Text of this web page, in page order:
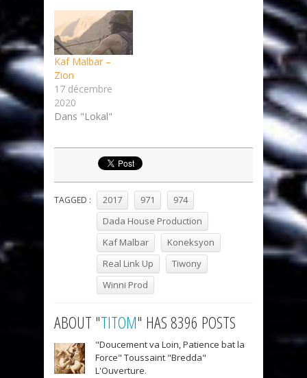
Kaf Malbar –
Zion
17 décembre
2020
Dans "Lokal"
TAGGED : 2017 971
974
Dada House Production
Kaf Malbar
Koneksyon
Real Link Up
Tiwony
Winni Prod
ABOUT "TITOM" HAS 8396 POSTS
"Doucement va Loin, Patience bat la
Force" Toussaint "Bredda"
L'Ouverture.